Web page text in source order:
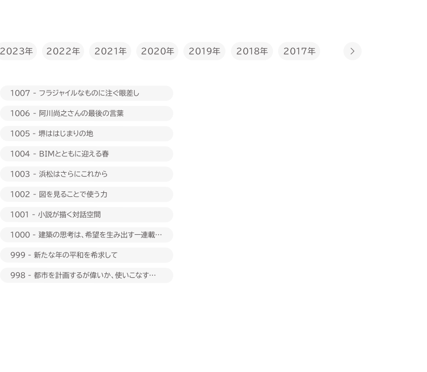
2023年 2022年 2021年 2020年 2019年 2018年 2017年 2016年
1007 - フラジャイルなものに注ぐ眼差し
1006 - 阿川尚之さんの最後の言葉
1005 - 堺ははじまりの地
1004 - BIMとともに迎える春
1003 - 浜松はさらにこれから
1002 - 図を見ることで使う力
1001 - 小説が描く対話空間
1000 - 建築の思考は、希望を生み出すー連載
999 - 新たな年の平和を希求して
998 - 都市を計画するが偉いか、使いこなすが偉